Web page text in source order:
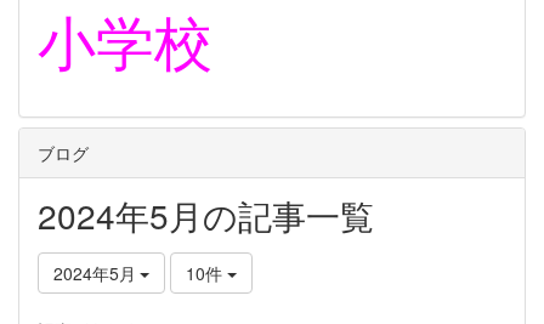
小学校
ブログ
2024年5月の記事一覧
2024年5月 10件